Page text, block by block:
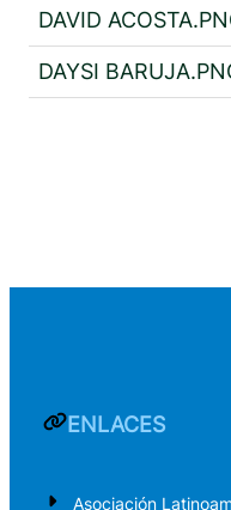
DAVID
DAYSI
ENLACES
Asociación